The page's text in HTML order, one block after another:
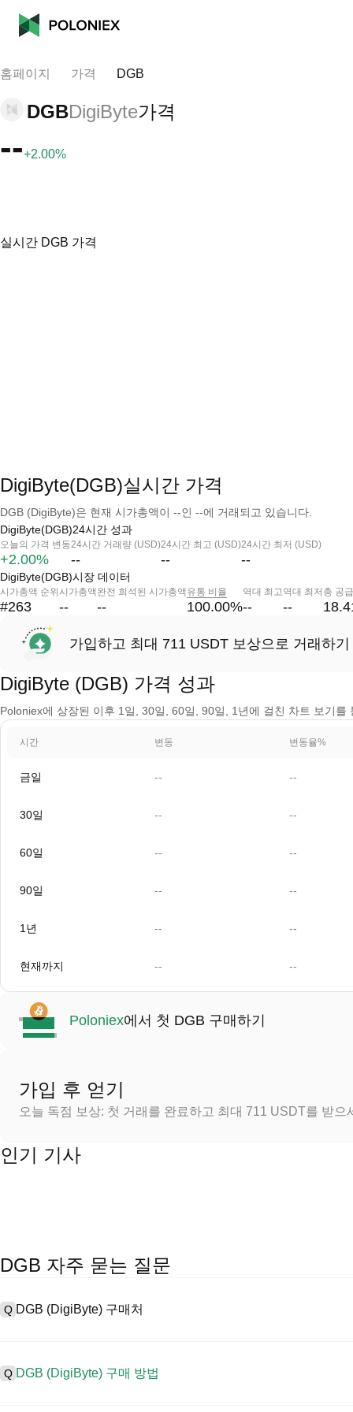
홈페이지 가격 DGB
DGBDigiByte가격
--+2.00%
실시간 DGB 가격
DigiByte(DGB)실시간 가격
DGB (DigiByte)은 현재 시가총액이 --인 --에 거래되고 있습니다.
DigiByte(DGB)24시간 성과
오늘의 가격 변동
+2.00%
24시간 거래량 (USD)
--
24시간 최고 (USD)
--
24시간 최저 (USD)
--
DigiByte(DGB)시장 데이터
시가총액 순위
#263
시가총액
--
완전 희석된 시가총액
--
유통 비율
100.00%
역대 최고
--
역대 최저
--
총 공
가입하고 최대 711 USDT 보상으로 거래하기
DigiByte (DGB) 가격 성과
Poloniex에 상장된 이후 1일, 30일, 60일, 90일, 1년에 걸친 차트 보기를
시간 변동 변동율%
금일 -- --
30일 -- --
60일 -- --
90일 -- --
1년 -- --
현재까지 -- --
Poloniex에서 첫 DGB 구매하기
가입 후 얻기
오늘 독점 보상: 첫 거래를 완료하고 최대 711 USDT를 받으
인기 기사
DGB 자주 묻는 질문
Q DGB (DigiByte) 구매처
이스, 높은 유동성, 거래를 간소화할 수 있는 다양한 거래 도구를 제
거래를 지원하고 경쟁력 있는 거래 수수료를 제공합니다.
Q DGB (DigiByte) 구매 방법